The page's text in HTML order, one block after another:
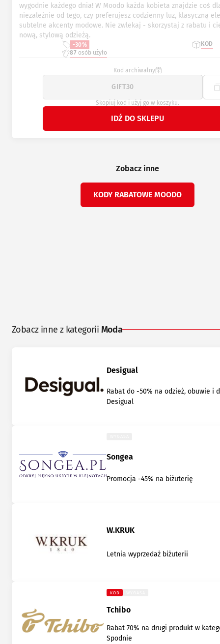
-30%
87 osób użyło
KOD
Kod archiwalny
Skopiuj kod i użyj go w koszyku.
IDŹ DO SKLEPU
wygodnie każdego dnia! W Moodo każda kobieta znajdzie coś
niezależnie od tego, czy preferujesz codzienny luz, klasyczną
subtelne akcenty modowe. Nie zwlekaj - skorzystaj z rabatu i
nową, stylową odzieżą.
Zobacz inne
KODY RABATOWE MOODO
Zobacz inne z kategorii Moda
Desigual
Rabat do -50% na odzież, obuwie i
Desigual
Songea
Promocja -45% na biżuterię
W.KRUK
Letnia wyprzedaż biżuterii
KOD
Tchibo
Rabat 70% na drugi produkt w
Spodnie